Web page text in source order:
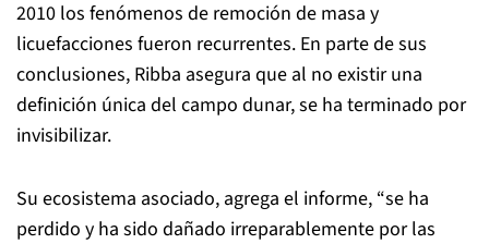
2010 los fenómenos de remoción de masa y
licuefacciones fueron recurrentes. En parte de sus
conclusiones, Ribba asegura que al no existir una
definición única del campo dunar, se ha terminado por
invisibilizar.
Su ecosistema asociado, agrega el informe, “se ha
perdido y ha sido dañado irreparablemente por las